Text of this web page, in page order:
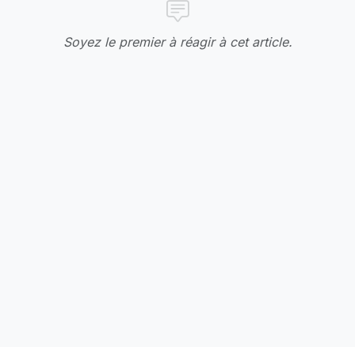
Soyez le premier à réagir à cet article.